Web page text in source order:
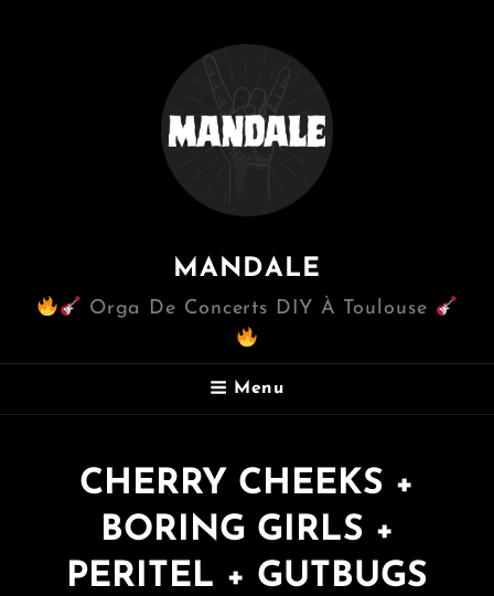
MANDALE
Orga De Concerts DIY À Toulouse
Menu
CHERRY CHEEKS +
BORING GIRLS +
PERITEL + GUTBUGS